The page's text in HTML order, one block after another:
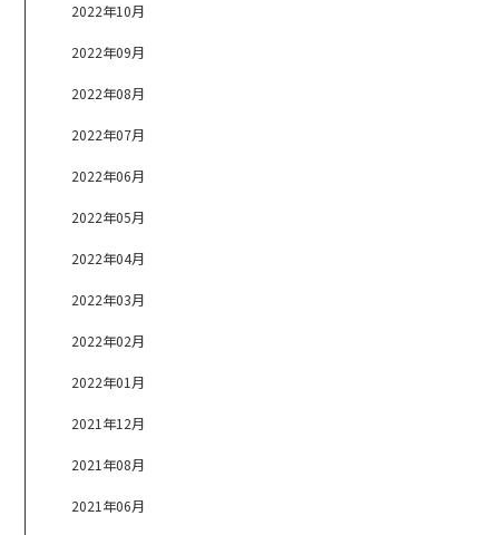
2022年10月
2022年09月
2022年08月
2022年07月
2022年06月
2022年05月
2022年04月
2022年03月
2022年02月
2022年01月
2021年12月
2021年08月
2021年06月